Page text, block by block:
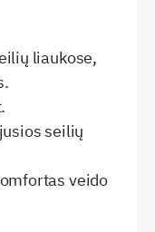
liaukose,
seilių
veido